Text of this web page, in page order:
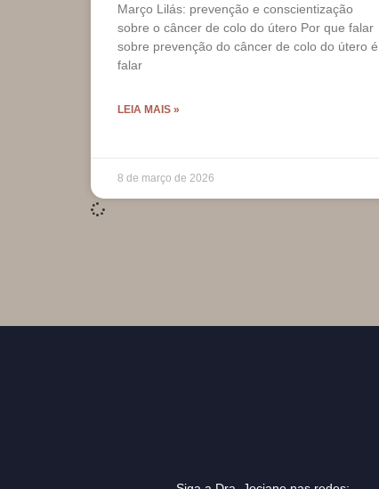
Março Lilás: prevenção e conscientização
sobre o câncer de colo do útero Por que falar
sobre prevenção do câncer de colo do útero é
falar
LEIA MAIS »
8 de março de 2026